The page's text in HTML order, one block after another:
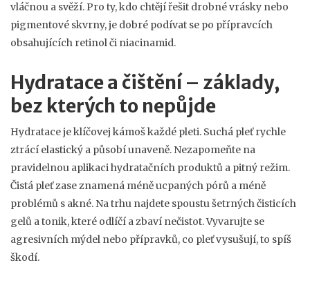
vláčnou a svěží. Pro ty, kdo chtějí řešit drobné vrásky nebo
pigmentové skvrny, je dobré podívat se po přípravcích
obsahujících retinol či niacinamid.
Hydratace a čištění – základy,
bez kterých to nepůjde
Hydratace je klíčovej kámoš každé pleti. Suchá pleť rychle
ztrácí elastický a působí unaveně. Nezapomeňte na
pravidelnou aplikaci hydratačních produktů a pitný režim.
Čistá pleť zase znamená méně ucpaných pórů a méně
problémů s akné. Na trhu najdete spoustu šetrných čisticích
gelů a tonik, které odlíčí a zbaví nečistot. Vyvarujte se
agresivních mýdel nebo přípravků, co pleť vysušují, to spíš
škodí.